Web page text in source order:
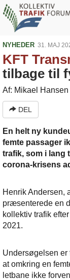
NYHEDER 31. MAJ
KFT
tilbage til
Af: Mikael Hansen
DEL
En helt ny
femte passager
trafik, som i lang
corona-krisens
Henrik Andersen,
præsenterede en
kollektiv trafik
2021.
Undersøgelsen er
at omkring en
letbane ikke